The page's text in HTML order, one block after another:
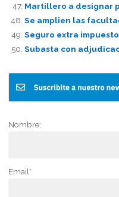
Martillero a designar
Se amplien las
Seguro extra
Subasta con
Nombre:
Email*